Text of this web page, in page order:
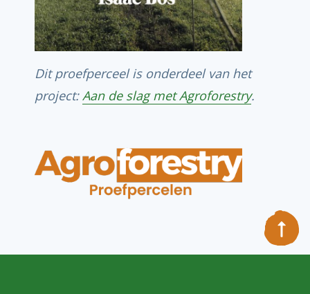
Dit proefperceel is onderdeel van het
project: Aan de slag met Agroforestry.